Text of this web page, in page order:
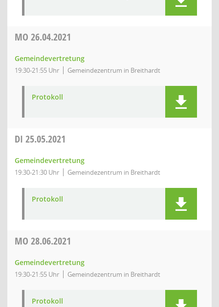
MO 26.04.2021
Gemeindevertretung
19:30-21:55 Uhr Gemeindezentrum in Breithardt
Protokoll
DI 25.05.2021
Gemeindevertretung
19:30-21:30 Uhr Gemeindezentrum in Breithardt
Protokoll
MO 28.06.2021
Gemeindevertretung
19:30-21:55 Uhr Gemeindezentrum in Breithardt
Protokoll